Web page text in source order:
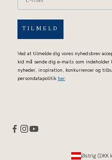
TILMELD
Ved at tilmelde dig vores nyhedsbrev
kid må sende dig e-mails som indeholder
nyheder, inspiration, konkurrencer og
persondatapolitik her.